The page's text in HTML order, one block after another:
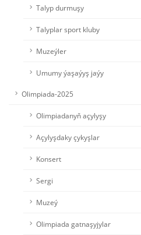
Talyp durmuşy
Talyplar sport kluby
Muzeýler
Umumy ýaşaýyş jaýy
Olimpiada-2025
Olimpiadanyň açylyşy
Açylyşdaky çykyşlar
Konsert
Sergi
Muzeý
Olimpiada gatnaşyjylar